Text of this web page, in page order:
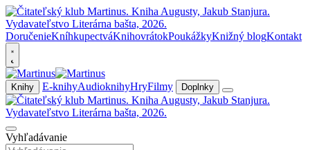
DoručenieKníhkupectváKnihovrátokPoukážkyKnižný blogKontakt
Knihy E-knihyAudioknihyHryFilmy Doplnky
Vyhľadávanie